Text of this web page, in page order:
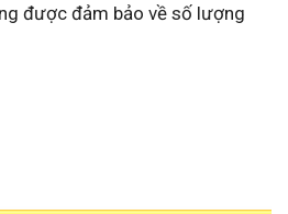
được đảm bảo về số lượng